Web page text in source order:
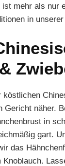
mehr als nur
in
köstlichen
Gericht näher.
in
gart.
das
Knoblauch.